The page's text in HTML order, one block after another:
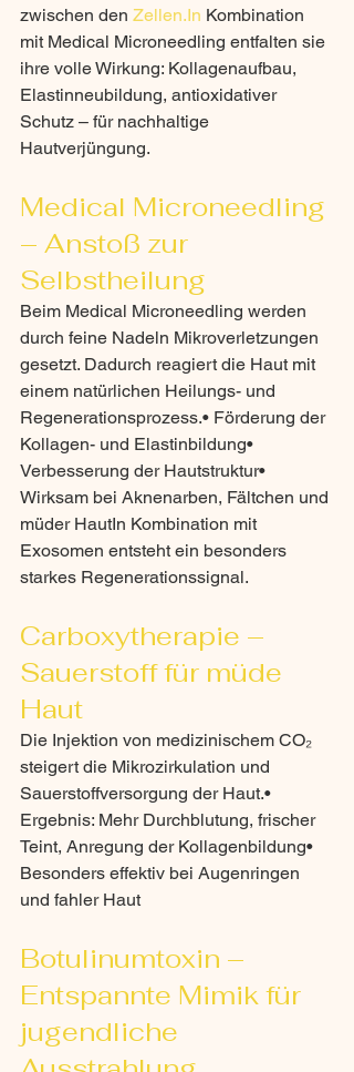
zwischen den Zellen.In Kombination
mit Medical Microneedling entfalten sie
ihre volle Wirkung: Kollagenaufbau,
Elastinneubildung, antioxidativer
Schutz – für nachhaltige
Hautverjüngung.
Medical Microneedling
– Anstoß zur
Selbstheilung
Beim Medical Microneedling werden
durch feine Nadeln Mikroverletzungen
gesetzt. Dadurch reagiert die Haut mit
einem natürlichen Heilungs- und
Regenerationsprozess.• Förderung der
Kollagen- und Elastinbildung•
Verbesserung der Hautstruktur•
Wirksam bei Aknenarben, Fältchen und
müder HautIn Kombination mit
Exosomen entsteht ein besonders
starkes Regenerationssignal.
Carboxytherapie –
Sauerstoff für müde
Haut
Die Injektion von medizinischem CO₂
steigert die Mikrozirkulation und
Sauerstoffversorgung der Haut.•
Ergebnis: Mehr Durchblutung, frischer
Teint, Anregung der Kollagenbildung•
Besonders effektiv bei Augenringen
und fahler Haut
Botulinumtoxin –
Entspannte Mimik für
jugendliche